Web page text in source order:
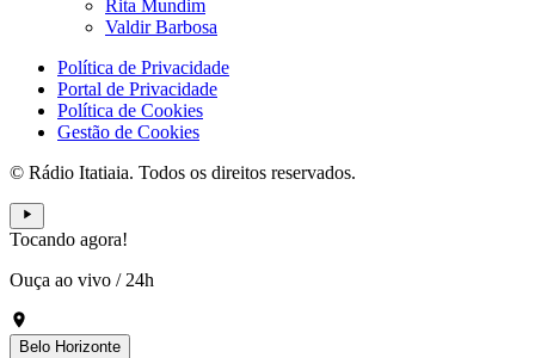
Rita Mundim
Valdir Barbosa
Política de Privacidade
Portal de Privacidade
Política de Cookies
Gestão de Cookies
© Rádio Itatiaia. Todos os direitos reservados.
Tocando agora!
Ouça ao vivo / 24h
Belo Horizonte